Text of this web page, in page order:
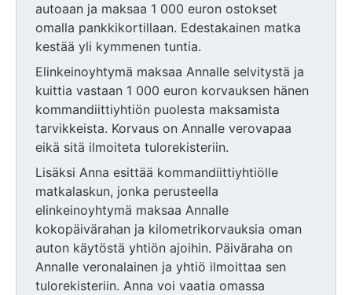
autoaan ja maksaa 1 000 euron ostokset
omalla pankkikortillaan. Edestakainen matka
kestää yli kymmenen tuntia.
Elinkeinoyhtymä maksaa Annalle selvitystä ja
kuittia vastaan 1 000 euron korvauksen hänen
kommandiittiyhtiön puolesta maksamista
tarvikkeista. Korvaus on Annalle verovapaa
eikä sitä ilmoiteta tulorekisteriin.
Lisäksi Anna esittää kommandiittiyhtiölle
matkalaskun, jonka perusteella
elinkeinoyhtymä maksaa Annalle
kokopäivärahan ja kilometrikorvauksia oman
auton käytöstä yhtiön ajoihin. Päiväraha on
Annalle veronalainen ja yhtiö ilmoittaa sen
tulorekisteriin. Anna voi vaatia omassa